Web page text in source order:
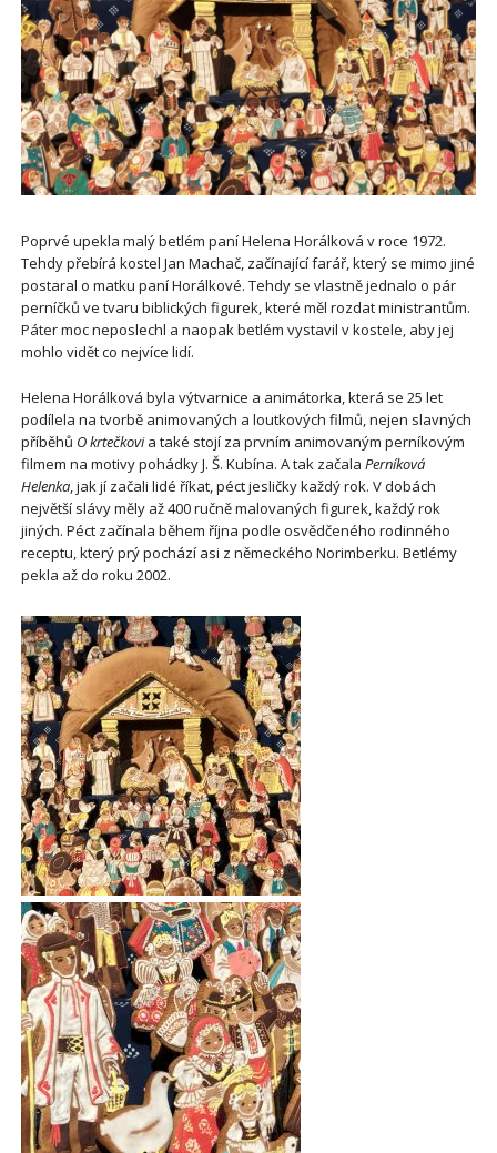
Poprvé upekla malý betlém paní Helena Horálková v roce 1972.
Tehdy přebírá kostel Jan Machač, začínající farář, který se mimo jiné
postaral o matku paní Horálkové. Tehdy se vlastně jednalo o pár
perníčků ve tvaru biblických figurek, které měl rozdat ministrantům.
Páter moc neposlechl a naopak betlém vystavil v kostele, aby jej
mohlo vidět co nejvíce lidí.
Helena Horálková byla výtvarnice a animátorka, která se 25 let
podílela na tvorbě animovaných a loutkových filmů, nejen slavných
příběhů O krtečkovia také stojí za prvním animovaným perníkovým
filmem na motivy pohádky J. Š. Kubína. A tak začala Perníková
Helenka, jak jí začali lidé říkat, péct jesličky každý rok. V dobách
největší slávy měly až 400 ručně malovaných figurek, každý rok
jiných. Péct začínala během října podle osvědčeného rodinného
receptu, který prý pochází asi z německého Norimberku. Betlémy
pekla až do roku 2002.